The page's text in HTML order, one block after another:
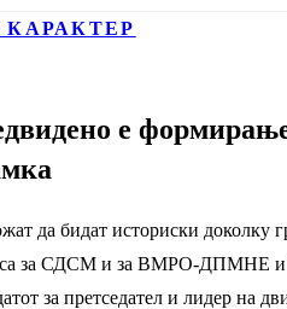
е
да бидат историски доколку
за СДСМ и за ВМРО-ДПМНЕ и
за претседател и лидер